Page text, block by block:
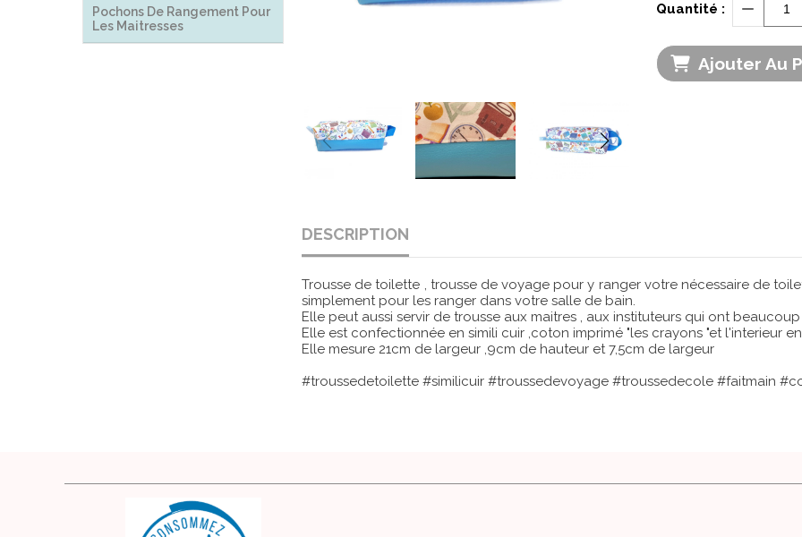
Pochons De Rangement Pour
Les Maitresses
Quantité :
Ajouter Au
DESCRIPTION
Trousse de toilette , trousse de voyage pour y ranger votre nécessaire de
simplement pour les ranger dans votre salle de bain.
Elle peut aussi servir de trousse aux maitres , aux instituteurs qui ont
Elle est confectionnée en simili cuir ,coton imprimé "les crayons "et l'interieur
Elle mesure 21cm de largeur ,9cm de hauteur et 7,5cm de largeur
#troussedetoilette #similicuir #troussedevoyage #troussedecole #faitmain